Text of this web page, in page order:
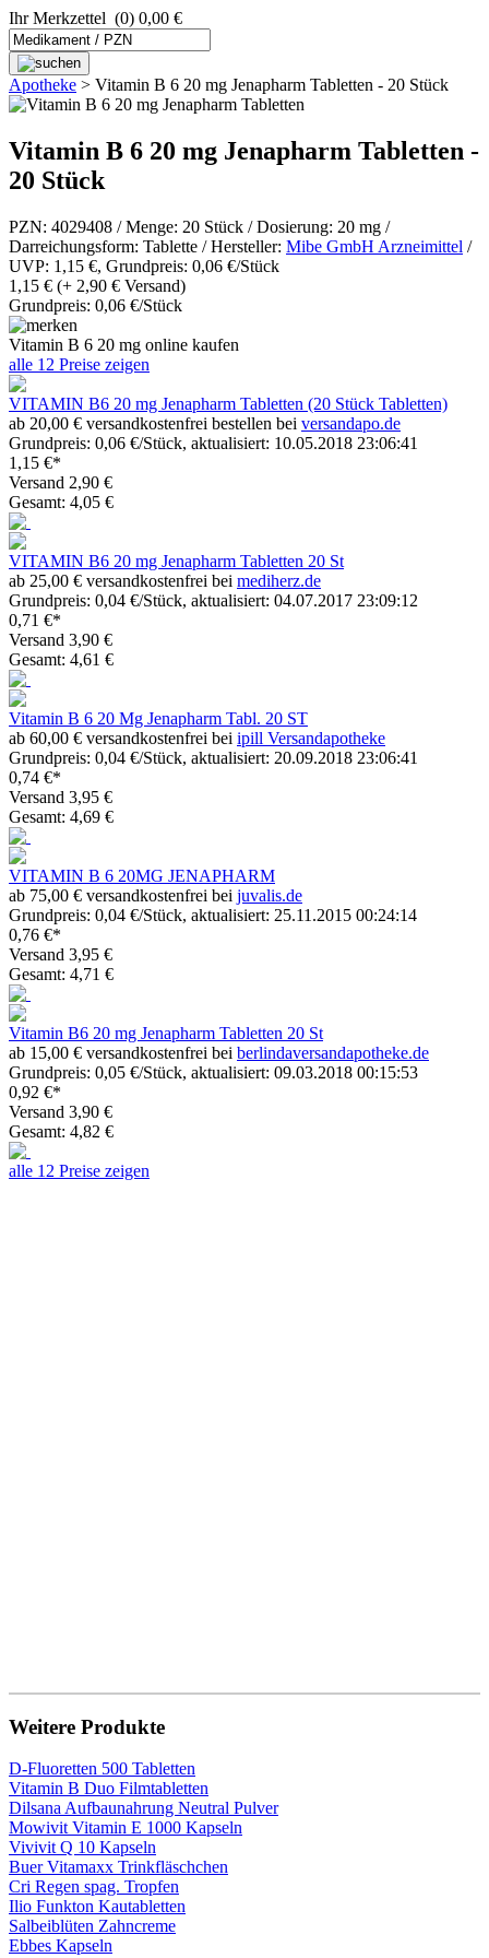
Ihr Merkzettel (0) 0,00 €
Apotheke > Vitamin B 6 20 mg Jenapharm Tabletten - 20 Stück
Vitamin B 6 20 mg Jenapharm Tabletten -
20 Stück
PZN: 4029408 / Menge: 20 Stück / Dosierung: 20 mg /
Darreichungsform: Tablette / Hersteller: Mibe GmbH Arzneimittel /
UVP: 1,15 €, Grundpreis: 0,06 €/Stück
1,15 € (+ 2,90 € Versand)
Grundpreis: 0,06 €/Stück
Vitamin B 6 20 mg online kaufen
alle 12 Preise zeigen
VITAMIN B6 20 mg Jenapharm Tabletten (20 Stück Tabletten)
ab 20,00 € versandkostenfrei bestellen bei versandapo.de
Grundpreis: 0,06 €/Stück, aktualisiert: 10.05.2018 23:06:41
1,15 €*
Versand 2,90 €
Gesamt: 4,05 €
VITAMIN B6 20 mg Jenapharm Tabletten 20 St
ab 25,00 € versandkostenfrei bei mediherz.de
Grundpreis: 0,04 €/Stück, aktualisiert: 04.07.2017 23:09:12
0,71 €*
Versand 3,90 €
Gesamt: 4,61 €
Vitamin B 6 20 Mg Jenapharm Tabl. 20 ST
ab 60,00 € versandkostenfrei bei ipill Versandapotheke
Grundpreis: 0,04 €/Stück, aktualisiert: 20.09.2018 23:06:41
0,74 €*
Versand 3,95 €
Gesamt: 4,69 €
VITAMIN B 6 20MG JENAPHARM
ab 75,00 € versandkostenfrei bei juvalis.de
Grundpreis: 0,04 €/Stück, aktualisiert: 25.11.2015 00:24:14
0,76 €*
Versand 3,95 €
Gesamt: 4,71 €
Vitamin B6 20 mg Jenapharm Tabletten 20 St
ab 15,00 € versandkostenfrei bei berlindaversandapotheke.de
Grundpreis: 0,05 €/Stück, aktualisiert: 09.03.2018 00:15:53
0,92 €*
Versand 3,90 €
Gesamt: 4,82 €
alle 12 Preise zeigen
Weitere Produkte
D-Fluoretten 500 Tabletten
Vitamin B Duo Filmtabletten
Dilsana Aufbaunahrung Neutral Pulver
Mowivit Vitamin E 1000 Kapseln
Vivivit Q 10 Kapseln
Buer Vitamaxx Trinkfläschchen
Cri Regen spag. Tropfen
Ilio Funkton Kautabletten
Salbeiblüten Zahncreme
Ebbes Kapseln